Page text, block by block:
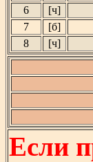
6
[ч]
7
[б]
8
[ч]
Если